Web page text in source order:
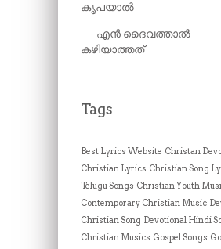
കൃപയാൽ
എൻ ദൈവത്താൽ
കഴിയാത്തത്
Tags
Best Lyrics Website Christan
Christian Lyrics Christian Song
Telugu Songs Christian Youth
Contemporary Christian Music
Christian Song Devotional Hindi
Christian Musics Gospel Songs